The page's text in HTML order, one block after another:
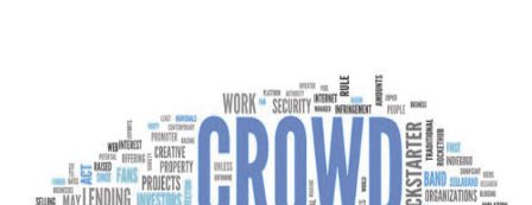
FOOD&TRAVEL
HEALTH&WELLNESS